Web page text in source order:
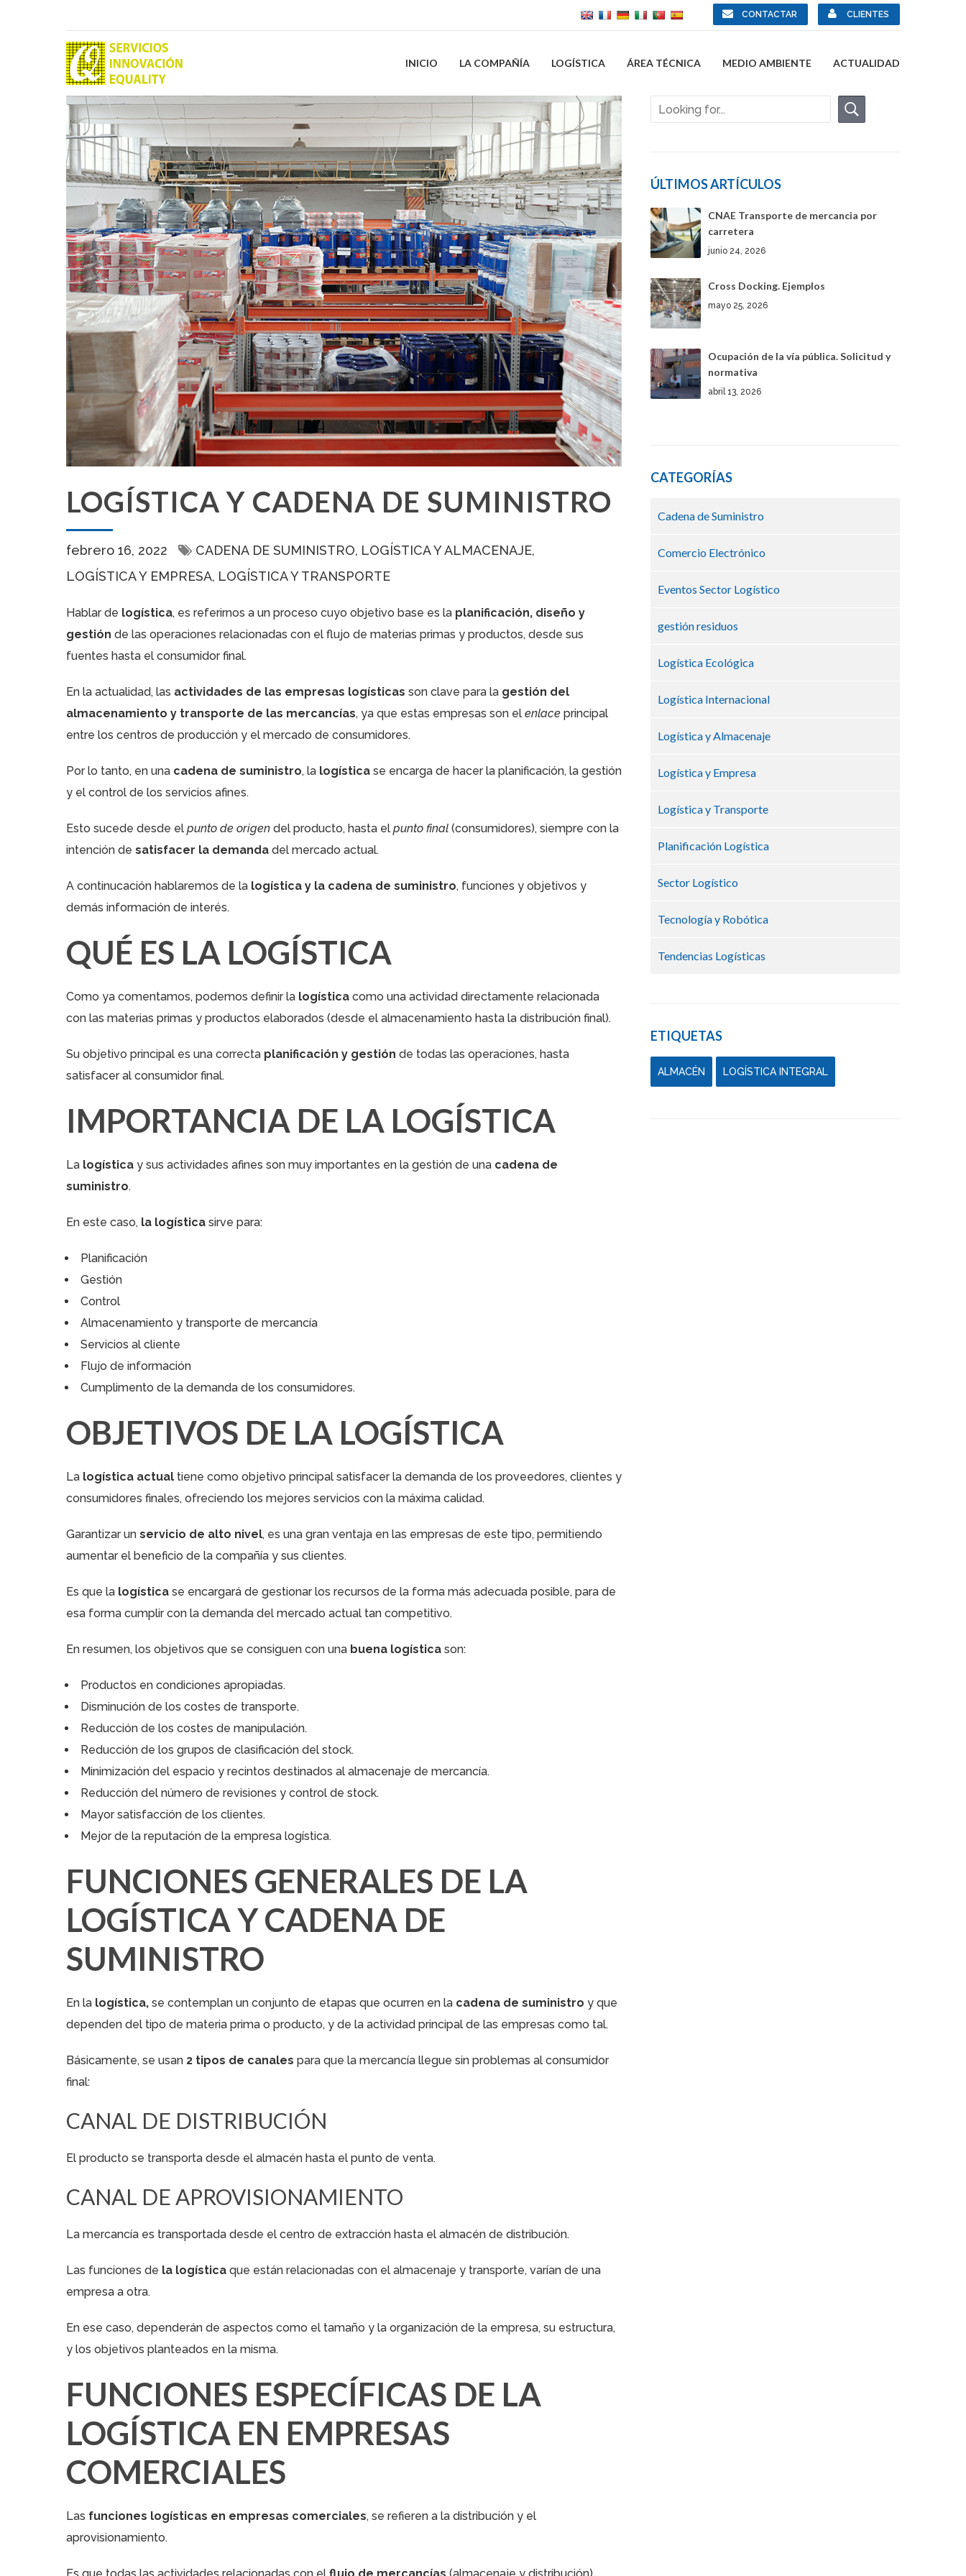
CONTACTAR CLIENTES
INICIO LA COMPAÑÍA LOGÍSTICA ÁREA TÉCNICA MEDIO AMBIENTE ACTUALIDAD
LOGÍSTICA Y CADENA DE SUMINISTRO
febrero 16, 2022 CADENA DE SUMINISTRO LOGÍSTICA Y ALMACENAJE
LOGÍSTICA Y EMPRESA LOGÍSTICA Y TRANSPORTE
Hablar de logística, es referirnos a un proceso cuyo objetivo base es la planificación, diseño y
gestión de las operaciones relacionadas con el flujo de materias primas y productos, desde sus
fuentes hasta el consumidor final.
En la actualidad, las actividades de las empresas logísticas son clave para la gestión del
almacenamiento y transporte de las mercancías, ya que estas empresas son el enlace principal
entre los centros de producción y el mercado de consumidores.
Por lo tanto, en una cadena de suministro, la logística se encarga de hacer la planificación, la gestión
y el control de los servicios afines.
Esto sucede desde el punto de origen del producto, hasta el punto final (consumidores), siempre con la
intención de satisfacer la demanda del mercado actual.
A continucación hablaremos de la logística y la cadena de suministro, funciones y objetivos y
demás información de interés.
QUÉ ES LA LOGÍSTICA
Como ya comentamos, podemos definir la logística como una actividad directamente relacionada
con las materias primas y productos elaborados (desde el almacenamiento hasta la distribución final).
Su objetivo principal es una correcta planificación y gestión de todas las operaciones, hasta
satisfacer al consumidor final.
IMPORTANCIA DE LA LOGÍSTICA
La logística y sus actividades afines son muy importantes en la gestión de una cadena de
suministro.
En este caso, la logística sirve para:
Planificación
Gestión
Control
Almacenamiento y transporte de mercancía
Servicios al cliente
Flujo de información
Cumplimento de la demanda de los consumidores.
OBJETIVOS DE LA LOGÍSTICA
La logística actual tiene como objetivo principal satisfacer la demanda de los proveedores, clientes y
consumidores finales, ofreciendo los mejores servicios con la máxima calidad.
Garantizar un servicio de alto nivel, es una gran ventaja en las empresas de este tipo, permitiendo
aumentar el beneficio de la compañía y sus clientes.
Es que la logística se encargará de gestionar los recursos de la forma más adecuada posible, para de
esa forma cumplir con la demanda del mercado actual tan competitivo.
En resumen, los objetivos que se consiguen con una buena logística son:
Productos en condiciones apropiadas.
Disminución de los costes de transporte.
Reducción de los costes de manipulación.
Reducción de los grupos de clasificación del stock.
Minimización del espacio y recintos destinados al almacenaje de mercancía.
Reducción del número de revisiones y control de stock.
Mayor satisfacción de los clientes.
Mejor de la reputación de la empresa logística.
FUNCIONES GENERALES DE LA
LOGÍSTICA Y CADENA DE
SUMINISTRO
En la logística, se contemplan un conjunto de etapas que ocurren en la cadena de suministro y que
dependen del tipo de materia prima o producto, y de la actividad principal de las empresas como tal.
Básicamente, se usan 2 tipos de canales para que la mercancía llegue sin problemas al consumidor
final:
CANAL DE DISTRIBUCIÓN
El producto se transporta desde el almacén hasta el punto de venta.
CANAL DE APROVISIONAMIENTO
La mercancía es transportada desde el centro de extracción hasta el almacén de distribución.
Las funciones de la logística que están relacionadas con el almacenaje y transporte, varían de una
empresa a otra.
En ese caso, dependerán de aspectos como el tamaño y la organización de la empresa, su estructura,
y los objetivos planteados en la misma.
FUNCIONES ESPECÍFICAS DE LA
LOGÍSTICA EN EMPRESAS
COMERCIALES
Las funciones logísticas en empresas comerciales, se refieren a la distribución y el
aprovisionamiento.
Es que todas las actividades relacionadas con el flujo de mercancías (almacenaje y distribución),
ÚLTIMOS ARTÍCULOS
CNAE Transporte de mercancia por
carretera
junio 24, 2026
Cross Docking. Ejemplos
mayo 25, 2026
Ocupación de la vía pública. Solicitud y
normativa
abril 13, 2026
CATEGORÍAS
Cadena de Suministro
Comercio Electrónico
Eventos Sector Logístico
gestión residuos
Logística Ecológica
Logística Internacional
Logística y Almacenaje
Logística y Empresa
Logística y Transporte
Planificación Logística
Sector Logístico
Tecnología y Robótica
Tendencias Logísticas
ETIQUETAS
ALMACÉN LOGÍSTICA INTEGRAL